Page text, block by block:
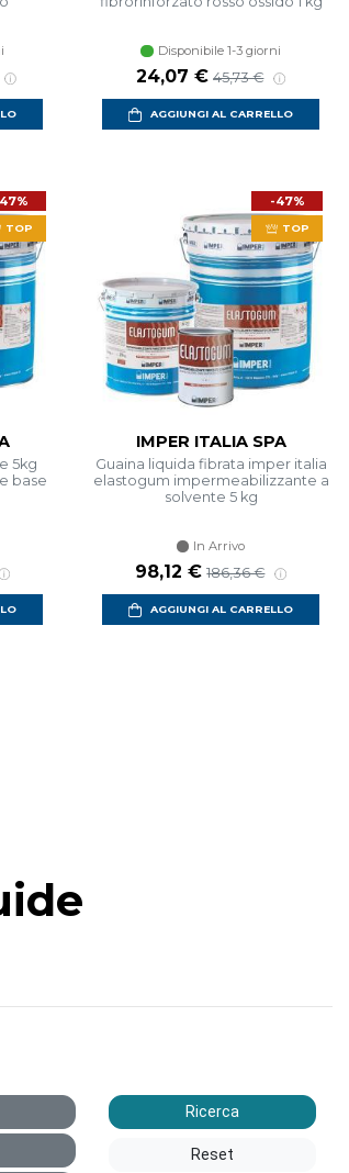
listino
Disponibile 1-3 giorni
Prezzo scontato
24,07 € Prezzo di listino
45,73 €
AGGIUNGI AL CARRELLO
TOP
5kg
base
-47%
TOP
IMPER ITALIA SPA
Guaina liquida fibrata imper italia
elastogum impermeabilizzante a
solvente 5 kg
In Arrivo
Prezzo scontato
98,12 € Prezzo di listino
186,36 €
AGGIUNGI AL CARRELLO
Ricerca
Reset